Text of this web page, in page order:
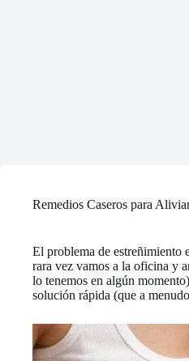
Remedios Caseros para
El problema de estreñimiento
rara vez vamos a la oficina y
lo tenemos en algún
solución rápida (que a